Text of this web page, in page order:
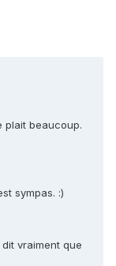
plait beaucoup.
sympas. :)
vraiment que